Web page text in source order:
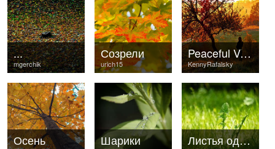
mgerchik
...
urich15
Созрели
KennyRafalsky
Peaceful Valley
Осень Шарики Листья одуванчика